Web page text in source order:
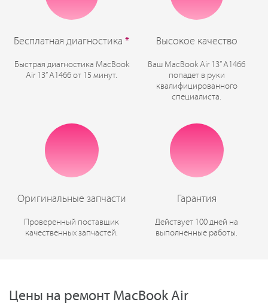
Бесплатная диагностика *
Быстрая диагностика MacBook
Air 13” A1466 от 15 минут.
Высокое качество
Ваш MacBook Air 13” A1466
попадет в руки
квалифицированного
специалиста.
Оригинальные запчасти
Проверенный поставщик
качественных запчастей.
Гарантия
Действует 100 дней на
выполненные работы.
Цены на ремонт MacBook Air